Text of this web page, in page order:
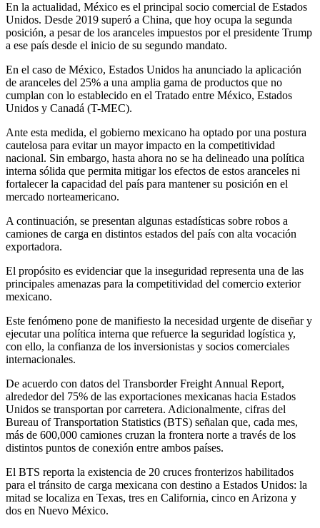
En la actualidad, México es el principal socio comercial de Estados
Unidos. Desde 2019 superó a China, que hoy ocupa la segunda
posición, a pesar de los aranceles impuestos por el presidente Trump
a ese país desde el inicio de su segundo mandato.
En el caso de México, Estados Unidos ha anunciado la aplicación
de aranceles del 25% a una amplia gama de productos que no
cumplan con lo establecido en el Tratado entre México, Estados
Unidos y Canadá (T-MEC).
Ante esta medida, el gobierno mexicano ha optado por una postura
cautelosa para evitar un mayor impacto en la competitividad
nacional. Sin embargo, hasta ahora no se ha delineado una política
interna sólida que permita mitigar los efectos de estos aranceles ni
fortalecer la capacidad del país para mantener su posición en el
mercado norteamericano.
A continuación, se presentan algunas estadísticas sobre robos a
camiones de carga en distintos estados del país con alta vocación
exportadora.
El propósito es evidenciar que la inseguridad representa una de las
principales amenazas para la competitividad del comercio exterior
mexicano.
Este fenómeno pone de manifiesto la necesidad urgente de diseñar y
ejecutar una política interna que refuerce la seguridad logística y,
con ello, la confianza de los inversionistas y socios comerciales
internacionales.
De acuerdo con datos del Transborder Freight Annual Report,
alrededor del 75% de las exportaciones mexicanas hacia Estados
Unidos se transportan por carretera. Adicionalmente, cifras del
Bureau of Transportation Statistics (BTS) señalan que, cada mes,
más de 600,000 camiones cruzan la frontera norte a través de los
distintos puntos de conexión entre ambos países.
El BTS reporta la existencia de 20 cruces fronterizos habilitados
para el tránsito de carga mexicana con destino a Estados Unidos: la
mitad se localiza en Texas, tres en California, cinco en Arizona y
dos en Nuevo México.